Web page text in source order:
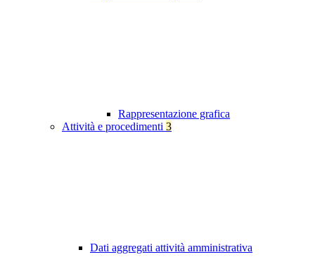
Rappresentazione grafica
Attività e procedimenti 3
Dati aggregati attività amministrativa